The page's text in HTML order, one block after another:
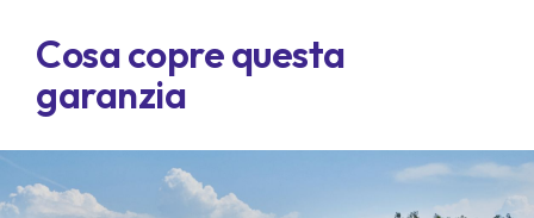
Cosa copre questa
garanzia